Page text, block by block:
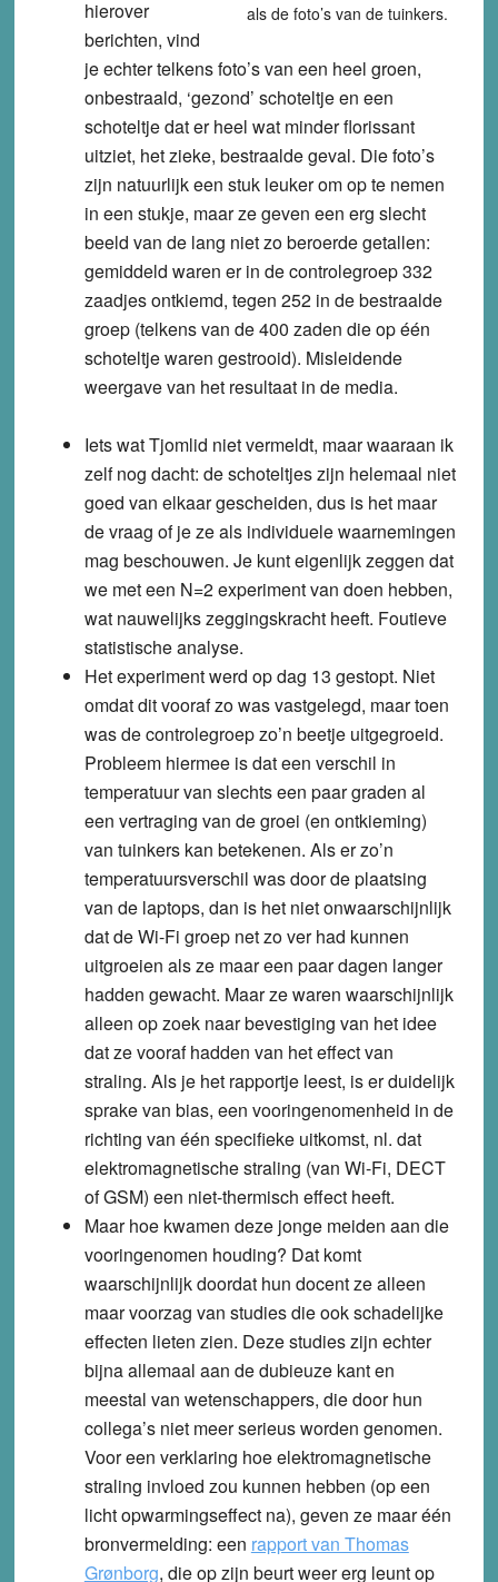
als de foto’s van de tuinkers.
hierover
berichten, vind
je echter telkens foto’s van een heel groen,
onbestraald, ‘gezond’ schoteltje en een
schoteltje dat er heel wat minder florissant
uitziet, het zieke, bestraalde geval. Die foto’s
zijn natuurlijk een stuk leuker om op te nemen
in een stukje, maar ze geven een erg slecht
beeld van de lang niet zo beroerde getallen:
gemiddeld waren er in de controlegroep 332
zaadjes ontkiemd, tegen 252 in de bestraalde
groep (telkens van de 400 zaden die op één
schoteltje waren gestrooid). Misleidende
weergave van het resultaat in de media.
Iets wat Tjomlid niet vermeldt, maar waaraan ik
zelf nog dacht: de schoteltjes zijn helemaal niet
goed van elkaar gescheiden, dus is het maar
de vraag of je ze als individuele waarnemingen
mag beschouwen. Je kunt eigenlijk zeggen dat
we met een N=2 experiment van doen hebben,
wat nauwelijks zeggingskracht heeft. Foutieve
statistische analyse.
Het experiment werd op dag 13 gestopt. Niet
omdat dit vooraf zo was vastgelegd, maar toen
was de controlegroep zo’n beetje uitgegroeid.
Probleem hiermee is dat een verschil in
temperatuur van slechts een paar graden al
een vertraging van de groei (en ontkieming)
van tuinkers kan betekenen. Als er zo’n
temperatuursverschil was door de plaatsing
van de laptops, dan is het niet onwaarschijnlijk
dat de Wi-Fi groep net zo ver had kunnen
uitgroeien als ze maar een paar dagen langer
hadden gewacht. Maar ze waren waarschijnlijk
alleen op zoek naar bevestiging van het idee
dat ze vooraf hadden van het effect van
straling. Als je het rapportje leest, is er duidelijk
sprake van bias, een vooringenomenheid in de
richting van één specifieke uitkomst, nl. dat
elektromagnetische straling (van Wi-Fi, DECT
of GSM) een niet-thermisch effect heeft.
Maar hoe kwamen deze jonge meiden aan die
vooringenomen houding? Dat komt
waarschijnlijk doordat hun docent ze alleen
maar voorzag van studies die ook schadelijke
effecten lieten zien. Deze studies zijn echter
bijna allemaal aan de dubieuze kant en
meestal van wetenschappers, die door hun
collega’s niet meer serieus worden genomen.
Voor een verklaring hoe elektromagnetische
straling invloed zou kunnen hebben (op een
licht opwarmingseffect na), geven ze maar één
bronvermelding: een rapport van Thomas
Grønborg, die op zijn beurt weer erg leunt op